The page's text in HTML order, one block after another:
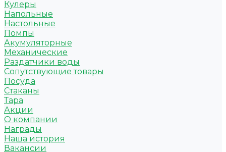
Кулеры
Напольные
Настольные
Помпы
Акумуляторные
Механические
Раздатчики воды
Сопутствующие товары
Посуда
Стаканы
Тара
Акции
О компании
Награды
Наша история
Вакансии